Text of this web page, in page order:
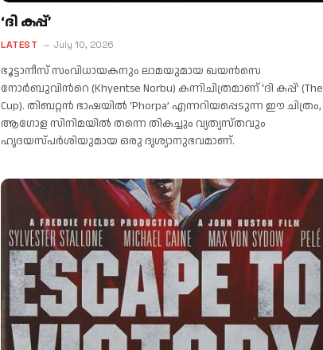
‘ദി കപ്പ്’
LATEST July 10, 2026
ഭൂട്ടാനീസ് സംവിധായകനും ലാമയുമായ ഖയൻസെ
നോർബുവിൻറെ (Khyentse Norbu) കന്നിചിത്രമാണ് ‘ദി കപ്പ്’ (The
Cup). തിബറ്റൻ ഭാഷയിൽ ‘Phorpa’ എന്നറിയപ്പെടുന്ന ഈ ചിത്രം,
ആഗോള സിനിമയിൽ തന്നെ തികച്ചും വ്യത്യസ്തവും
ഹൃദയസ്പർശിയുമായ ഒരു ദൃശ്യാനുഭവമാണ്.